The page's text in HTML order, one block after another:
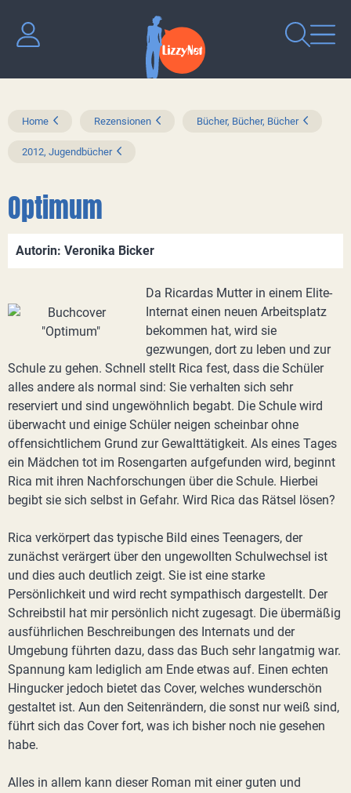
Home Rezensionen Bücher, Bücher, Bücher
2012, Jugendbücher
Optimum
Autorin: Veronika Bicker
Da Ricardas Mutter in einem Elite-
Internat einen neuen Arbeitsplatz
bekommen hat, wird sie
gezwungen, dort zu leben und zur
Schule zu gehen. Schnell stellt Rica fest, dass die Schüler
alles andere als normal sind: Sie verhalten sich sehr
reserviert und sind ungewöhnlich begabt. Die Schule wird
überwacht und einige Schüler neigen scheinbar ohne
offensichtlichem Grund zur Gewalttätigkeit. Als eines Tages
ein Mädchen tot im Rosengarten aufgefunden wird, beginnt
Rica mit ihren Nachforschungen über die Schule. Hierbei
begibt sie sich selbst in Gefahr. Wird Rica das Rätsel lösen?
Rica verkörpert das typische Bild eines Teenagers, der
zunächst verärgert über den ungewollten Schulwechsel ist
und dies auch deutlich zeigt. Sie ist eine starke
Persönlichkeit und wird recht sympathisch dargestellt. Der
Schreibstil hat mir persönlich nicht zugesagt. Die übermäßig
ausführlichen Beschreibungen des Internats und der
Umgebung führten dazu, dass das Buch sehr langatmig war.
Spannung kam lediglich am Ende etwas auf. Einen echten
Hingucker jedoch bietet das Cover, welches wunderschön
gestaltet ist. Aun den Seitenrändern, die sonst nur weiß sind,
führt sich das Cover fort, was ich bisher noch nie gesehen
habe.
Alles in allem kann dieser Roman mit einer guten und